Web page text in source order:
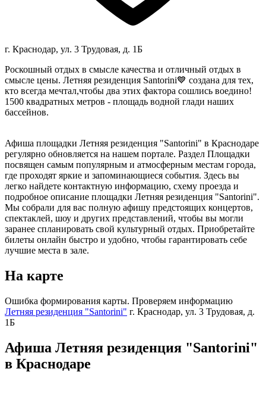
г. Краснодар, ул. 3 Трудовая, д. 1Б
Роскошный отдых в смысле качества и отличный отдых в
смысле цены. Летняя резиденция Santorini💙 создана для тех,
кто всегда мечтал,чтобы два этих фактора сошлись воедино!
1500 квадратных метров - площадь водной глади наших
бассейнов.
Афиша площадки Летняя резиденция "Santorini" в Краснодаре
регулярно обновляется на нашем портале. Раздел Площадки
посвящен самым популярным и атмосферным местам города,
где проходят яркие и запоминающиеся события. Здесь вы
легко найдете контактную информацию, схему проезда и
подробное описание площадки Летняя резиденция "Santorini".
Мы собрали для вас полную афишу предстоящих концертов,
спектаклей, шоу и других представлений, чтобы вы могли
заранее спланировать свой культурный отдых. Приобретайте
билеты онлайн быстро и удобно, чтобы гарантировать себе
лучшие места в зале.
На карте
Ошибка формирования карты. Проверяем информацию
Летняя резиденция "Santorini" г. Краснодар, ул. 3 Трудовая, д.
1Б
Афиша Летняя резиденция "Santorini"
в Краснодаре